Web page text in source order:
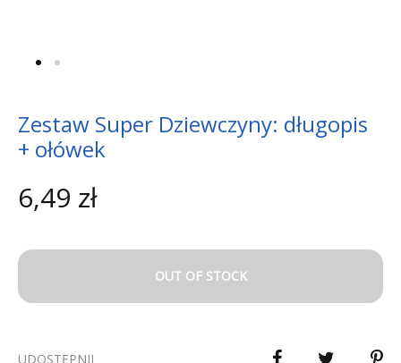
Zestaw Super Dziewczyny: długopis
+ ołówek
6,49 zł
OUT OF STOCK
UDOSTĘPNIJ